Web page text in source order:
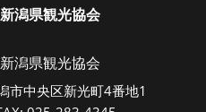
潟県観光協会
潟県観光協会
市中央区新光町4番地1